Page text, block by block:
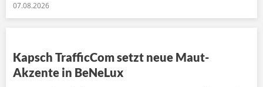
07.08.2026
Kapsch TrafficCom setzt neue Maut-
Akzente in BeNeLux